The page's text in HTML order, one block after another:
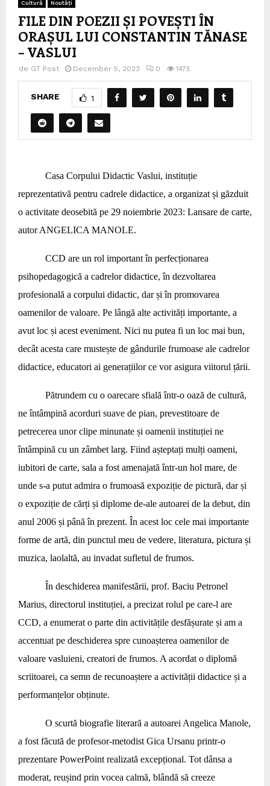
Cultură Noutăți
FILE DIN POEZII ȘI POVEȘTI ÎN
ORAȘUL LUI CONSTANTIN TĂNASE
– VASLUI
de GT Post December 5, 2023 0 1475
SHARE 1
Casa Corpului Didactic Vaslui, instituție
reprezentativă pentru cadrele didactice, a organizat și găzduit
o activitate deosebită pe 29 noiembrie 2023: Lansare de carte,
autor ANGELICA MANOLE.
CCD are un rol important în perfecționarea
psihopedagogică a cadrelor didactice, în dezvoltarea
profesională a corpului didactic, dar și în promovarea
oamenilor de valoare. Pe lângă alte activități importante, a
avut loc și acest eveniment. Nici nu putea fi un loc mai bun,
decât acesta care mustește de gândurile frumoase ale cadrelor
didactice, educatori ai generațiilor ce vor asigura viitorul țării.
Pătrundem cu o oarecare sfială într-o oază de cultură,
ne întâmpină acorduri suave de pian, prevestitoare de
petrecerea unor clipe minunate și oamenii instituției ne
întâmpină cu un zâmbet larg. Fiind așteptați mulți oameni,
iubitori de carte, sala a fost amenajată într-un hol mare, de
unde s-a putut admira o frumoasă expoziție de pictură, dar și
o expoziție de cărți și diplome de-ale autoarei de la debut, din
anul 2006 și până în prezent. În acest loc cele mai importante
forme de artă, din punctul meu de vedere, literatura, pictura și
muzica, laolaltă, au invadat sufletul de frumos.
În deschiderea manifestării, prof. Baciu Petronel
Marius, directorul instituției, a precizat rolul pe care-l are
CCD, a enumerat o parte din activitățile desfășurate și am a
accentuat pe deschiderea spre cunoașterea oamenilor de
valoare vasluieni, creatori de frumos. A acordat o diplomă
scriitoarei, ca semn de recunoaștere a activității didactice și a
performanțelor obținute.
O scurtă biografie literară a autoarei Angelica Manole,
a fost făcută de profesor-metodist Gica Ursanu printr-o
prezentare PowerPoint realizată excepțional. Tot dânsa a
moderat, reușind prin vocea calmă, blândă să creeze